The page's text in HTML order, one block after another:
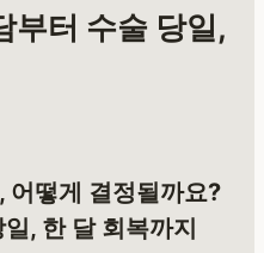
터 수술 당일,
어떻게 결정될까요?
, 한 달 회복까지